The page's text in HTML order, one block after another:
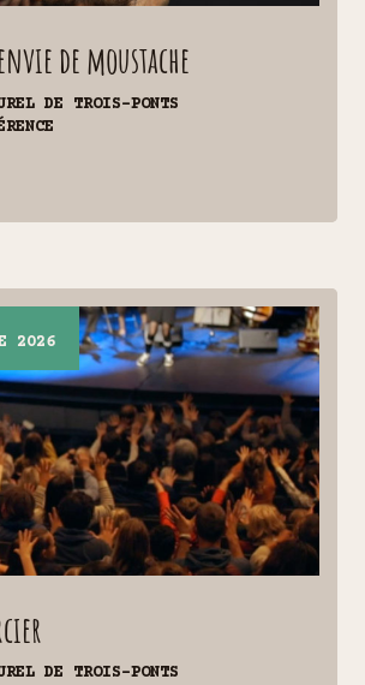
de moustache
DE TROIS-PONTS
2026
DE TROIS-PONTS